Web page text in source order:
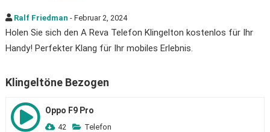
Ralf Friedman - Februar 2, 2024
Holen Sie sich den A Reva Telefon Klingelton kostenlos für Ihr
Handy! Perfekter Klang für Ihr mobiles Erlebnis.
Klingeltöne Bezogen
Oppo F9 Pro
42 Telefon